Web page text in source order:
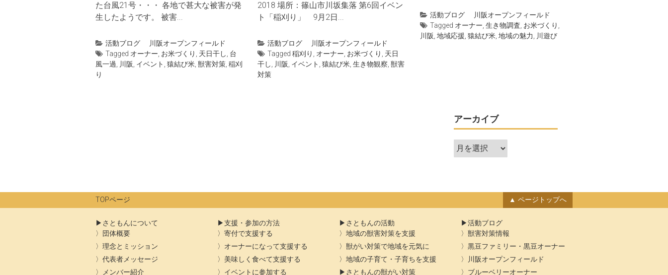
た台風21号・・・ 各地で甚大な被害が発
生したようです。 被害...
活動ブログ
川阪オープンフィールド
Tagged オーナー お米づくり 天日干し 台
風一過
川阪 イベント 猿結び米 獣害対策 稲刈
り
2018 場所：篠山市川坂集落 第6回イベン
ト「稲刈り」 9月2日...
活動ブログ
川阪オープンフィールド
Tagged稲刈り オーナー お米づくり
天日
干し
川阪 イベント ,猿結び米 ,生き物観察 ,獣害
対策
活動ブログ
川阪オープンフィールド
Tagged オーナー 生き物調査 お米づくり
川阪 地域応援 猿結び米, 地域の魅力 川遊び
アーカイブ
ア
ー
ブ
TOPページ ページトップへ
さともんについて
団体概要
理念とミッション
代表者メッセージ
メンバー紹介
支援・参加の方法
寄付で支援する
オーナーになって支援する
美味しく食べて支援する
イベントに参加する
さともんの活動
地域の獣害対策を支援
獣がい対策で地域を元気に
地域の子育て・子育ちを支援
さともんの獣がい対策
活動ブログ
獣害対策情報
黒豆ファミリー・黒豆オーナー
川阪オープンフィールド
ブルーベリーオーナー